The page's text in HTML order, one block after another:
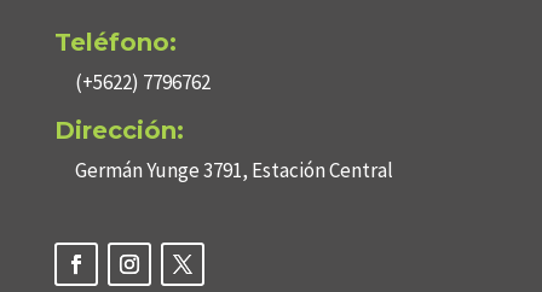
Teléfono:
(+5622) 7796762
Dirección:
Germán Yunge 3791, Estación Central